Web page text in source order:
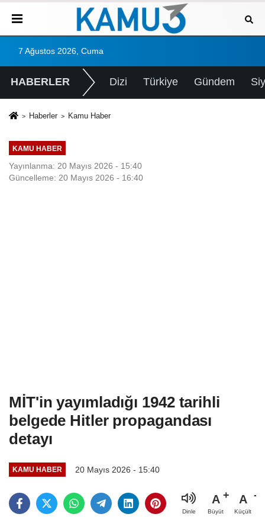
7 Ağustos 2026, Cuma
HABERLER Dizi Türkiye Gündem
Haberler Kamu Haber
KAMU HABER
Yayınlanma: 20 Mayıs 2026 - 15:40
Güncelleme: 20 Mayıs 2026 - 16:40
MİT'in yayımladığı 1942 tarihli
belgede Hitler propagandası
detayı
KAMU HABER 20 Mayıs 2026 - 15:40
Dinle
A
Büyüt
A
Küçült